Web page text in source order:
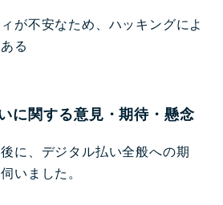
が不安なため、ハッキングによ
る
に関する意見・期待・懸念
に、デジタル払い全般への期
いました。